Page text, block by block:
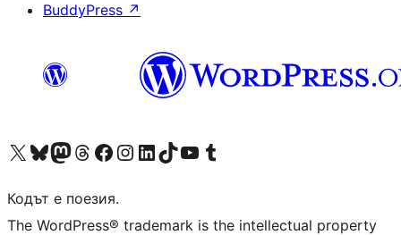
BuddyPress ↗
Visit our X (formerly Twitter) account
Visit our Bluesky account
Visit our Mastodon account
Visit our Threads account
Посетете нашата страница във Facebook
Посетете нашия профил в Instagram
Посетете нашия профил в LinkedIn
Visit our TikTok account
Visit our YouTube channel
Visit our Tumblr account
Кодът е поезия.
The WordPress® trademark is the intellectual property